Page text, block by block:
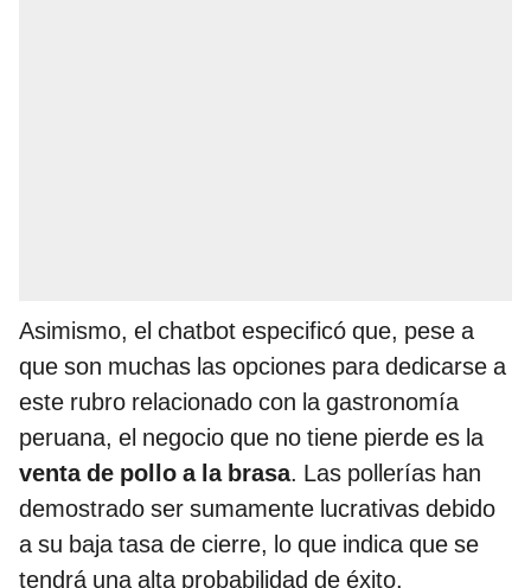
Asimismo, el chatbot especificó que, pese a
que son muchas las opciones para dedicarse a
este rubro relacionado con la gastronomía
peruana, el negocio que no tiene pierde es la
venta de pollo a la brasa. Las pollerías han
demostrado ser sumamente lucrativas debido
a su baja tasa de cierre, lo que indica que se
tendrá una alta probabilidad de éxito.